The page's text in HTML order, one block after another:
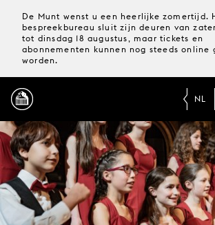
De Munt wenst u een heerlijke zomertijd.
bespreekbureau sluit zijn deuren van
tot dinsdag 18 augustus, maar tickets en
abonnementen kunnen nog steeds online
worden.
MAGAZINE
NL